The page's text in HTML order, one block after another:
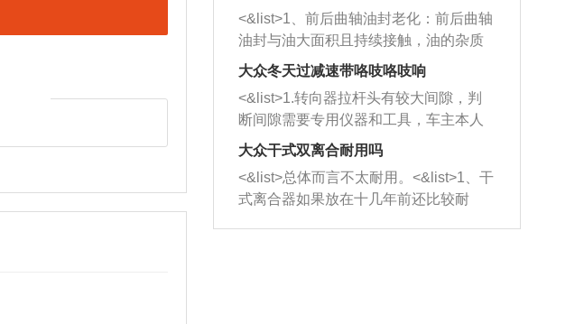
西取出来。但如果是因为积碳过多引起
的堵塞，就需要将三元催化器泡在草酸
洗剂对堵塞的情况得到解决，将清洗剂
放在燃油箱中，与燃油混合后，车辆启
动时，就可以和汽油一起进入到燃烧
室，最后形成废气排出，就可以让三元
催化器得到清洗，排气管堵塞的情况就
能够得到解决。
一圈半的练习，往右同样也要打相同的
圈数。 <&list>3、最后强调要反复练
习，这样就可以形成肌肉记忆，在真实
驾驶车辆时，不需要记忆也能打好方
向。
<&list>1、前后曲轴油封老化：前后曲轴
油封与油大面积且持续接触，油的杂质
和发动机内持续温度变化使其密封效果
逐渐减弱，导致渗油或漏油。<&list>2、
活塞间隙过大：积碳会使活塞环与缸体
的间隙扩大，导致机油流入燃烧室中，
造成烧机油。<&list>3、机油粘度。使用
机油粘度过小的话，同样会有烧机油现
象，机油粘度过小具有很好的流动性，
大众冬天过减速带咯吱咯吱响
<&list>1.转向器拉杆头有较大间隙，判
断间隙需要专用仪器和工具，车主本人
无法制作，需要将车辆送到修理厂或4s
店；<&list>2.车辆半轴套管防尘罩破
裂，破裂后会出现漏油现象，使半轴磨
损严重，磨损的半轴容易损坏，产生异
响；<&list>3.稳定器的转向胶套和球头
大众干式双离合耐用吗
<&list>总体而言不太耐用。<&list>1、干
式离合器如果放在十几年前还比较耐